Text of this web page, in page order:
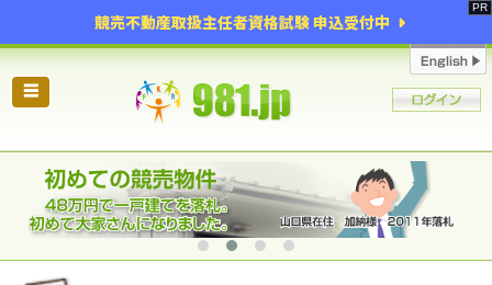
競売不動産取扱主任者資格試験 申込受付中
☰